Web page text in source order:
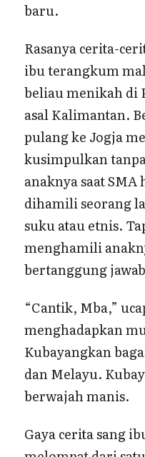
baru.
Rasanya cerita-
ibu terangkum
beliau menikah di
asal Kalimantan.
pulang ke Jogja
kusimpulkan
anaknya saat
dihamili seorang
suku atau etnis.
menghamili
bertanggung
“Cantik, Mba,”
menghadapkan
Kubayangkan
dan Melayu.
berwajah manis.
Gaya cerita sang